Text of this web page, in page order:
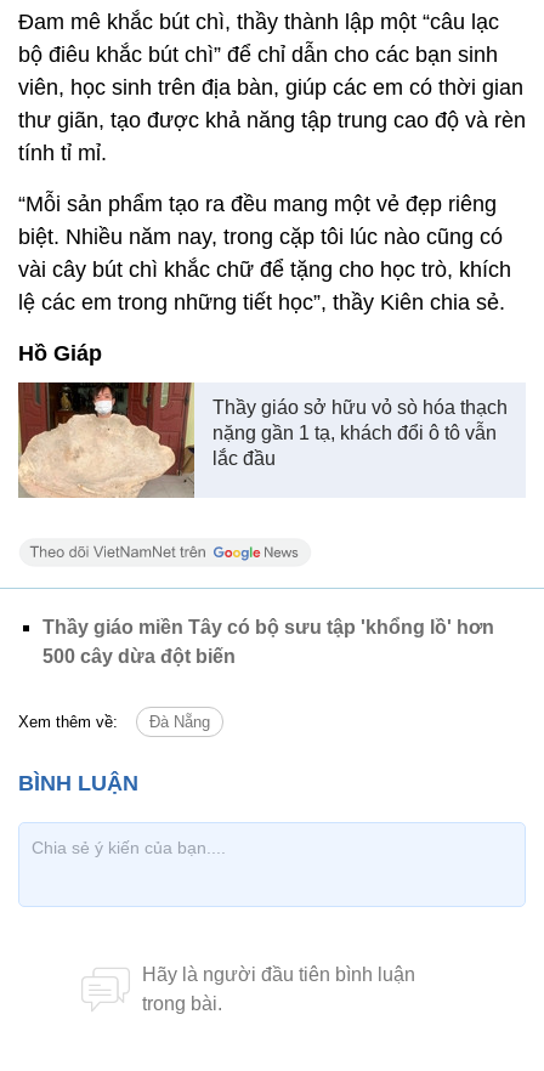
Đam mê khắc bút chì, thầy thành lập một “câu lạc
bộ điêu khắc bút chì” để chỉ dẫn cho các bạn sinh
viên, học sinh trên địa bàn, giúp các em có thời gian
thư giãn, tạo được khả năng tập trung cao độ và rèn
tính tỉ mỉ.
“Mỗi sản phẩm tạo ra đều mang một vẻ đẹp riêng
biệt. Nhiều năm nay, trong cặp tôi lúc nào cũng có
vài cây bút chì khắc chữ để tặng cho học trò, khích
lệ các em trong những tiết học”, thầy Kiên chia sẻ.
Hồ Giáp
Thầy giáo sở hữu vỏ sò hóa thạch
nặng gần 1 tạ, khách đổi ô tô vẫn
lắc đầu
Thầy giáo miền Tây có bộ sưu tập 'khổng lồ' hơn
500 cây dừa đột biến
Xem thêm về: Đà Nẵng